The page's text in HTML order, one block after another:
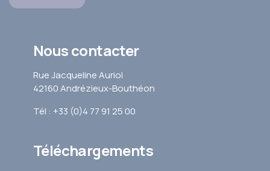
Nous contacter
Rue Jacqueline Auriol
42160 Andrézieux-Bouthéon
Tél : +33 (0)4 77 91 25 00
Téléchargements